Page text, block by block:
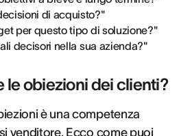
di acquisto?"
per questo tipo di soluzione?"
decisori nella sua azienda?"
le obiezioni dei clienti?
è una competenza
venditore. Ecco come puoi